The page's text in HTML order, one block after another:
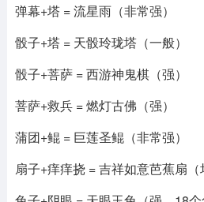
弹幕+塔 = 流星雨（非常强）
骰子+塔 = 天骰玲珑塔（一般）
骰子+菩萨 = 西游神鬼棋（强）
菩萨+救兵 = 燃灯古佛（强）
蒲团+鲲 = 巨莲圣鲲（非常强）
扇子+痒痒挠 = 吉祥如意芭蕉扇（